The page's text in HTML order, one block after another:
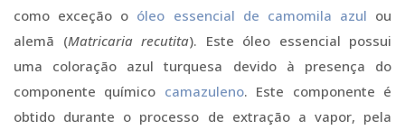
como exceção o óleo essencial de camomila azul ou
alemã (Matricaria recutita). Este óleo essencial possui
uma coloração azul turquesa devido à presença do
componente químico camazuleno. Este componente é
obtido durante o processo de extração a vapor, pela